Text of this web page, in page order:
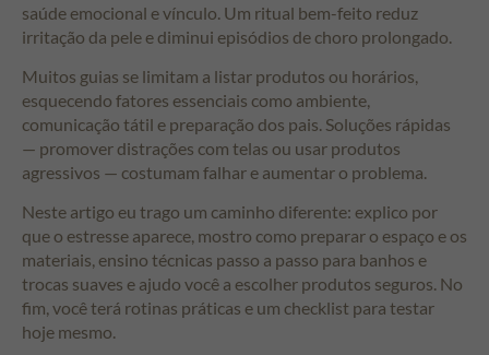
saúde emocional e vínculo. Um ritual bem-feito reduz
irritação da pele e diminui episódios de choro prolongado.
Muitos guias se limitam a listar produtos ou horários,
esquecendo fatores essenciais como ambiente,
comunicação tátil e preparação dos pais. Soluções rápidas
— promover distrações com telas ou usar produtos
agressivos — costumam falhar e aumentar o problema.
Neste artigo eu trago um caminho diferente: explico por
que o estresse aparece, mostro como preparar o espaço e os
materiais, ensino técnicas passo a passo para banhos e
trocas suaves e ajudo você a escolher produtos seguros. No
fim, você terá rotinas práticas e um checklist para testar
hoje mesmo.